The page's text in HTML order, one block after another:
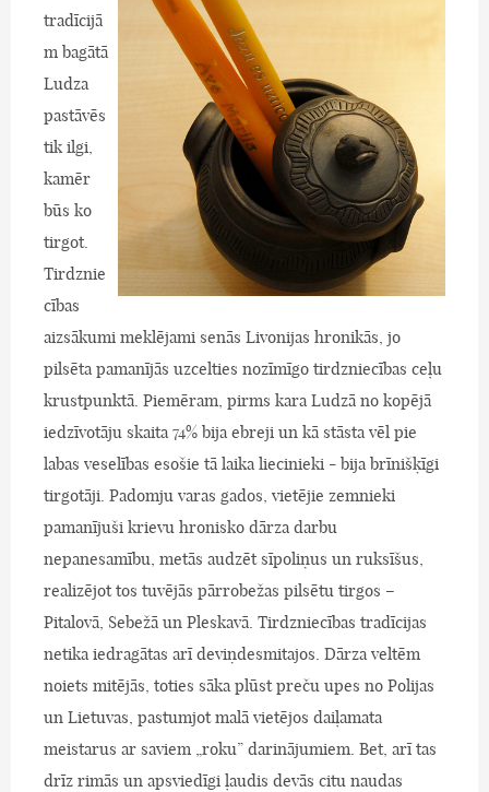
tradīcijā
m bagātā
Ludza
pastāvēs
tik ilgi,
kamēr
būs ko
tirgot.
Tirdznie
cības
aizsākumi meklējami senās Livonijas hronikās, jo
pilsēta pamanījās uzcelties nozīmīgo tirdzniecības ceļu
krustpunktā. Piemēram, pirms kara Ludzā no kopējā
iedzīvotāju skaita 74% bija ebreji un kā stāsta vēl pie
labas veselības esošie tā laika liecinieki - bija brīnišķīgi
tirgotāji. Padomju varas gados, vietējie zemnieki
pamanījuši krievu hronisko dārza darbu
nepanesamību, metās audzēt sīpoliņus un ruksīšus,
realizējot tos tuvējās pārrobežas pilsētu tirgos –
Pitalovā, Sebežā un Pleskavā. Tirdzniecības tradīcijas
netika iedragātas arī deviņdesmitajos. Dārza veltēm
noiets mitējās, toties sāka plūst preču upes no Polijas
un Lietuvas, pastumjot malā vietējos daiļamata
meistarus ar saviem „roku” darinājumiem. Bet, arī tas
drīz rimās un apsviedīgi ļaudis devās citu naudas